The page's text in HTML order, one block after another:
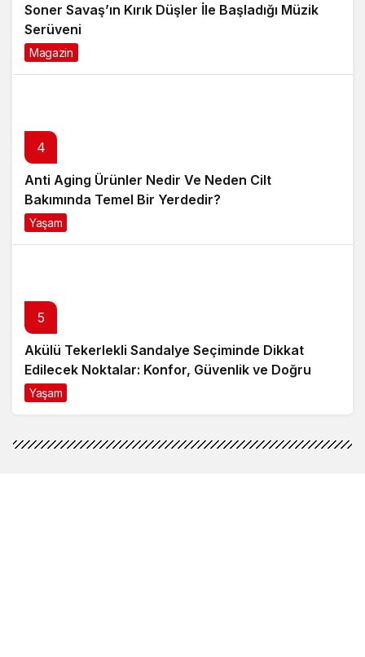
Soner Savaş’ın Kırık Düşler İle Başladığı Müzik
Serüveni
Magazin
4
Anti Aging Ürünler Nedir Ve Neden Cilt
Bakımında Temel Bir Yerdedir?
Yaşam
5
Akülü Tekerlekli Sandalye Seçiminde Dikkat
Edilecek Noktalar: Konfor, Güvenlik ve Doğru
Model Tercihi
Yaşam